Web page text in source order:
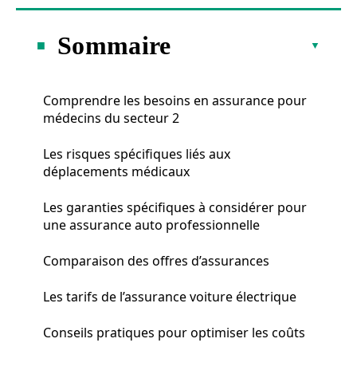
Sommaire
Comprendre les besoins en assurance pour
médecins du secteur 2
Les risques spécifiques liés aux
déplacements médicaux
Les garanties spécifiques à considérer pour
une assurance auto professionnelle
Comparaison des offres d’assurances
Les tarifs de l’assurance voiture électrique
Conseils pratiques pour optimiser les coûts